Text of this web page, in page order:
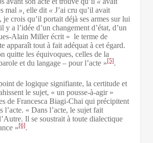
mal », elle dit« J’ai cru qu’il avait
je crois qu’il portait déjà ses armes sur lui
y a l’idée d’un changement d’état, d’un
Alain Miller écrit « le terme de
apparaît tout à fait adéquat à cet égard.
quitte les équivoques, celles de la
et du langage – pour l’acte »[5].
de logique signifiante, la certitude et
le sujet, « un pousse-à-agir »
de Francesca Biagi-Chai qui précipitent
l’acte. « Dans l’acte, le sujet fait
Il se soustrait à toute dialectique
»[6].